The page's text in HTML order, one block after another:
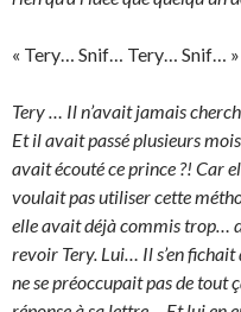
« Tery… Snif… Tery… Snif… »
Tery … Il n’avait jamais
Et il avait passé plusieurs
avait écouté ce prince ?! Car
voulait pas utiliser cette
elle avait déjà commis trop…
revoir Tery. Lui… Il s’en
ne se préoccupait pas de